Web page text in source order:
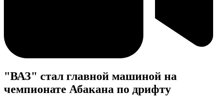
"ВАЗ" стал главной машиной на
чемпионате Абакана по дрифту